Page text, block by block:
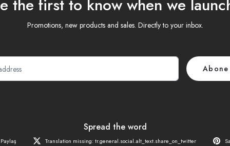
the first to know when we
Promotions, new products and sales. Directly to your inbox.
Spread the word
Paylaş Translation missing: tr.general.social.alt_text.share_on_twitter